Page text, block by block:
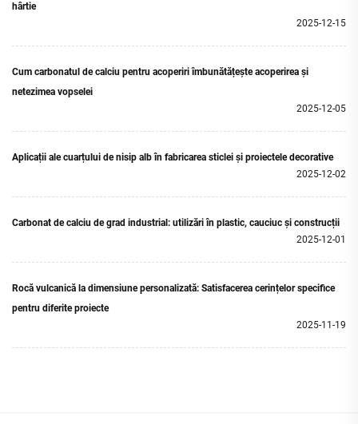
hârtie
2025-12-15
Cum carbonatul de calciu pentru acoperiri îmbunătățește acoperirea și
netezimea vopselei
2025-12-05
Aplicații ale cuarțului de nisip alb în fabricarea sticlei și proiectele decorative
2025-12-02
Carbonat de calciu de grad industrial: utilizări în plastic, cauciuc și construcții
2025-12-01
Rocă vulcanică la dimensiune personalizată: Satisfacerea cerințelor specifice
pentru diferite proiecte
2025-11-19